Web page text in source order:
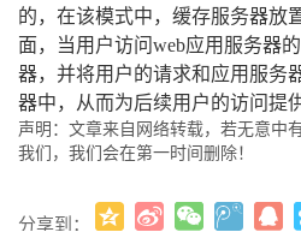
的，在该模式中，缓存服务器放
面，当用户访问web应用服务器
器，并将用户的请求和应用服务
器中，从而为后续用户的访问提
声明：文章来自网络转载，若无意中
我们，我们会在第一时间删除！
分享到：